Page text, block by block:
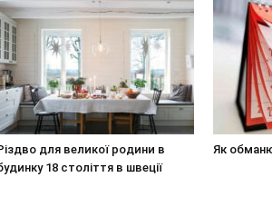
для великої родини в
18 століття в швеції
Як